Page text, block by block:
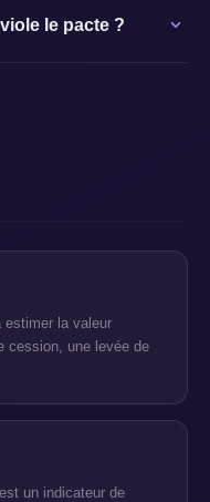
le pacte ?
estimer la valeur
cession, une levée de
un indicateur de